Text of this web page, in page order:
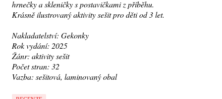
hrnečky a skleničky s postavičkami z příběhu.
Krásně ilustrovaný aktivity sešit pro děti od 3 let.
Nakladatelství: Gekonky
Rok vydání: 2025
Žánr: aktivity sešit
Počet stran: 32
Vazba: sešitová, laminovaný obal